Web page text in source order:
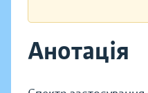
Анотація